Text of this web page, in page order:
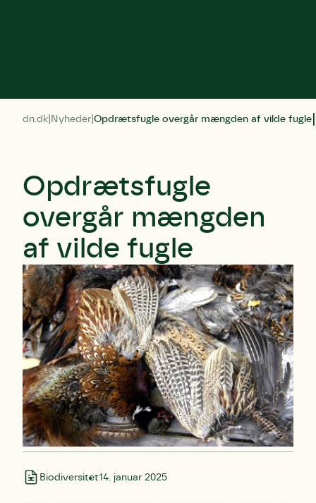
dn.dk Nyheder Opdrætsfugle overgår mængden af vilde fugle
Opdrætsfugle
overgår mængden
af vilde fugle
Biodiversitet14. januar 2025